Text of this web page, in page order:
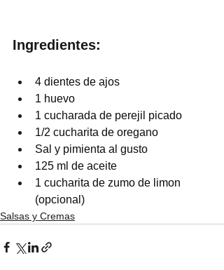
Ingredientes:
4 dientes de ajos
1 huevo
1 cucharada de perejil picado
1/2 cucharita de oregano
Sal y pimienta al gusto
125 ml de aceite
1 cucharita de zumo de limon
(opcional)
Salsas y Cremas